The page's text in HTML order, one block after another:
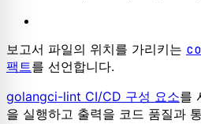
보고서 파일의 위치를 가리키는
팩트를 선언합니다.
golangci-lint CI/CD 구성 요소를
을 실행하고 출력을 코드 품질과